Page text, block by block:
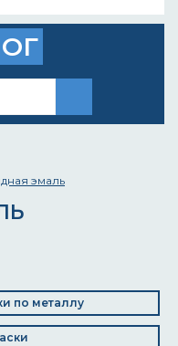
эмаль
по металлу